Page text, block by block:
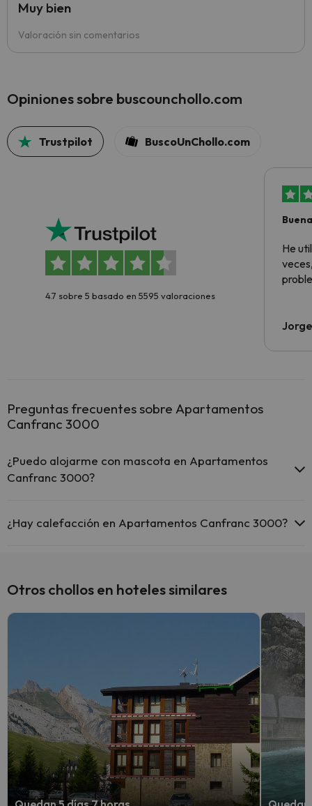
Valoración sin comentarios
Muy bien
Opiniones sobre buscounchollo.com
Trustpilot BuscoUnChollo.com
4.7 sobre 5 basado en 5595 valoraciones
He
Preguntas frecuentes sobre Apartamentos
Canfranc 3000
¿Puedo alojarme con mascota en Apartamentos
Canfranc 3000?
petición y de pago directo en hotel). Consulta las condiciones.
¿Hay calefacción en Apartamentos Canfranc 3000?
Otros chollos en hoteles similares